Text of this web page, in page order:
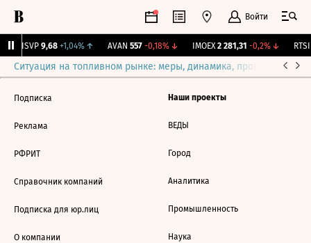
Войти
BISVP 9,68 +1,04%↑ AVAN 557 -0,18%↓ IMOEX 2 281,31 -0,2%↓ RTSI
Ситуация на топливном рынке: меры, динамика, прогнозы
Подписка
Реклама
РФРИТ
Справочник компаний
Подписка для юр.лиц
О компании
Наши проекты
ВЕДЫ
Город
Аналитика
Промышленность
Наука